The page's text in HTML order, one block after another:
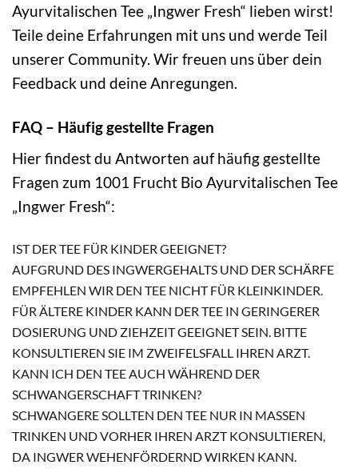
Ayurvitalischen Tee „Ingwer Fresh“ lieben wirst!
Teile deine Erfahrungen mit uns und werde Teil
unserer Community. Wir freuen uns über dein
Feedback und deine Anregungen.
FAQ – Häufig gestellte Fragen
Hier findest du Antworten auf häufig gestellte
Fragen zum 1001 Frucht Bio Ayurvitalischen Tee
„Ingwer Fresh“:
IST DER TEE FÜR KINDER GEEIGNET?
AUFGRUND DES INGWERGEHALTS UND DER SCHÄRFE
EMPFEHLEN WIR DEN TEE NICHT FÜR KLEINKINDER.
FÜR ÄLTERE KINDER KANN DER TEE IN GERINGERER
DOSIERUNG UND ZIEHZEIT GEEIGNET SEIN. BITTE
KONSULTIEREN SIE IM ZWEIFELSFALL IHREN ARZT.
KANN ICH DEN TEE AUCH WÄHREND DER
SCHWANGERSCHAFT TRINKEN?
SCHWANGERE SOLLTEN DEN TEE NUR IN MASSEN T
RINKEN UND VORHER IHREN ARZT KONSULTIEREN, D
A INGWER WEHENFÖRDERND WIRKEN KANN.